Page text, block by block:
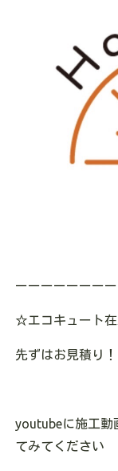
ーーーーーーー
☆エコキュート
先ずはお見積り
youtubeに施工動
てみてください